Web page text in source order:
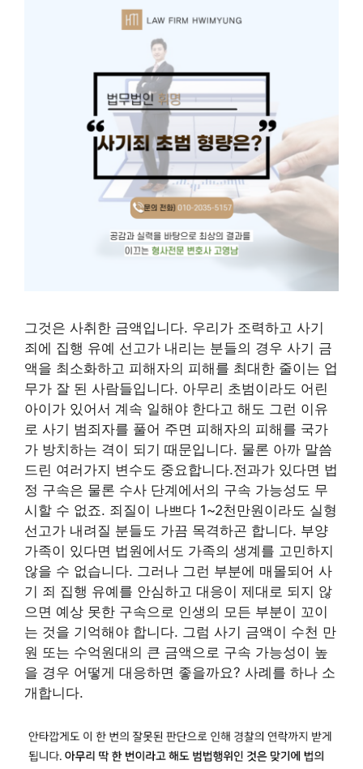
그것은 사취한 금액입니다. 우리가 조력하고 사기
죄에 집행 유예 선고가 내리는 분들의 경우 사기 금
액을 최소화하고 피해자의 피해를 최대한 줄이는 업
무가 잘 된 사람들입니다. 아무리 초범이라도 어린
아이가 있어서 계속 일해야 한다고 해도 그런 이유
로 사기 범죄자를 풀어 주면 피해자의 피해를 국가
가 방치하는 격이 되기 때문입니다. 물론 아까 말씀
드린 여러가지 변수도 중요합니다.전과가 있다면 법
정 구속은 물론 수사 단계에서의 구속 가능성도 무
시할 수 없죠. 죄질이 나쁘다 1~2천만원이라도 실형
선고가 내려질 분들도 가끔 목격하곤 합니다. 부양
가족이 있다면 법원에서도 가족의 생계를 고민하지
않을 수 없습니다. 그러나 그런 부분에 매몰되어 사
기 죄 집행 유예를 안심하고 대응이 제대로 되지 않
으면 예상 못한 구속으로 인생의 모든 부분이 꼬이
는 것을 기억해야 합니다. 그럼 사기 금액이 수천 만
원 또는 수억원대의 큰 금액으로 구속 가능성이 높
을 경우 어떻게 대응하면 좋을까요? 사례를 하나 소
개합니다.